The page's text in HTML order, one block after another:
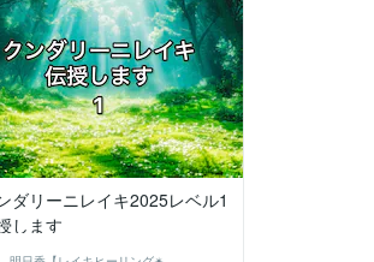
ダリーニレイキ2025レベル1
します